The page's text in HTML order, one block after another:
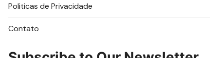
Politicas de Privacidade
Contato